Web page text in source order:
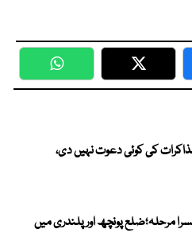
WhatsApp Twitter
کی کوئی دعوت نہیں دی،
مرحلہ؛ضلع پونچھ اور پلندری میں